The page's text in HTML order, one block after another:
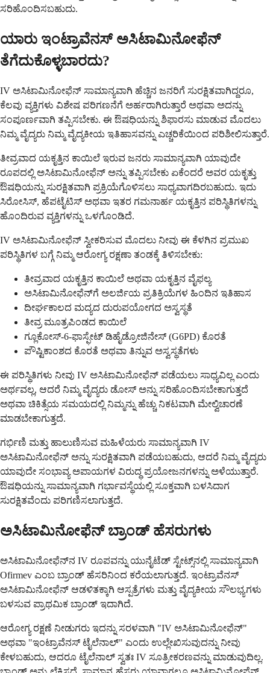
ಸರಿಹೊಂದಿಸಬಹುದು.
ಯಾರು ಇಂಟ್ರಾವೆನಸ್ ಅಸಿಟಾಮಿನೋಫೆನ್
ತೆಗೆದುಕೊಳ್ಳಬಾರದು?
IV ಅಸಿಟಾಮಿನೋಫೆನ್ ಸಾಮಾನ್ಯವಾಗಿ ಹೆಚ್ಚಿನ ಜನರಿಗೆ ಸುರಕ್ಷಿತವಾಗಿದ್ದರೂ,
ಕೆಲವು ವ್ಯಕ್ತಿಗಳು ವಿಶೇಷ ಪರಿಗಣನೆಗೆ ಅರ್ಹರಾಗಿರುತ್ತಾರೆ ಅಥವಾ ಅದನ್ನು
ಸಂಪೂರ್ಣವಾಗಿ ತಪ್ಪಿಸಬೇಕು. ಈ ಔಷಧಿಯನ್ನು ಶಿಫಾರಸು ಮಾಡುವ ಮೊದಲು
ನಿಮ್ಮ ವೈದ್ಯರು ನಿಮ್ಮ ವೈದ್ಯಕೀಯ ಇತಿಹಾಸವನ್ನು ಎಚ್ಚರಿಕೆಯಿಂದ ಪರಿಶೀಲಿಸುತ್ತಾರೆ.
ತೀವ್ರವಾದ ಯಕೃತ್ತಿನ ಕಾಯಿಲೆ ಇರುವ ಜನರು ಸಾಮಾನ್ಯವಾಗಿ ಯಾವುದೇ
ರೂಪದಲ್ಲಿ ಅಸಿಟಾಮಿನೋಫೆನ್ ಅನ್ನು ತಪ್ಪಿಸಬೇಕು ಏಕೆಂದರೆ ಅವರ ಯಕೃತ್ತು
ಔಷಧಿಯನ್ನು ಸುರಕ್ಷಿತವಾಗಿ ಪ್ರಕ್ರಿಯೆಗೊಳಿಸಲು ಸಾಧ್ಯವಾಗದಿರಬಹುದು. ಇದು
ಸಿರೋಸಿಸ್, ಹೆಪಟೈಟಿಸ್ ಅಥವಾ ಇತರ ಗಮನಾರ್ಹ ಯಕೃತ್ತಿನ ಪರಿಸ್ಥಿತಿಗಳನ್ನು
ಹೊಂದಿರುವ ವ್ಯಕ್ತಿಗಳನ್ನು ಒಳಗೊಂಡಿದೆ.
IV ಅಸಿಟಾಮಿನೋಫೆನ್ ಸ್ವೀಕರಿಸುವ ಮೊದಲು ನೀವು ಈ ಕೆಳಗಿನ ಪ್ರಮುಖ
ಪರಿಸ್ಥಿತಿಗಳ ಬಗ್ಗೆ ನಿಮ್ಮ ಆರೋಗ್ಯ ರಕ್ಷಣಾ ತಂಡಕ್ಕೆ ತಿಳಿಸಬೇಕು:
ತೀವ್ರವಾದ ಯಕೃತ್ತಿನ ಕಾಯಿಲೆ ಅಥವಾ ಯಕೃತ್ತಿನ ವೈಫಲ್ಯ
ಅಸಿಟಾಮಿನೋಫೆನ್‌ಗೆ ಅಲರ್ಜಿಯ ಪ್ರತಿಕ್ರಿಯೆಗಳ ಹಿಂದಿನ ಇತಿಹಾಸ
ದೀರ್ಘಕಾಲದ ಮದ್ಯದ ದುರುಪಯೋಗದ ಅಸ್ವಸ್ಥತೆ
ತೀವ್ರ ಮೂತ್ರಪಿಂಡದ ಕಾಯಿಲೆ
ಗ್ಲೂಕೋಸ್-6-ಫಾಸ್ಫೇಟ್ ಡಿಹೈಡ್ರೋಜಿನೇಸ್ (G6PD) ಕೊರತೆ
ಪೌಷ್ಟಿಕಾಂಶದ ಕೊರತೆ ಅಥವಾ ತಿನ್ನುವ ಅಸ್ವಸ್ಥತೆಗಳು
ಈ ಪರಿಸ್ಥಿತಿಗಳು ನೀವು IV ಅಸಿಟಾಮಿನೋಫೆನ್ ಪಡೆಯಲು ಸಾಧ್ಯವಿಲ್ಲ ಎಂದು
ಅರ್ಥವಲ್ಲ, ಆದರೆ ನಿಮ್ಮ ವೈದ್ಯರು ಡೋಸ್ ಅನ್ನು ಸರಿಹೊಂದಿಸಬೇಕಾಗುತ್ತದೆ
ಅಥವಾ ಚಿಕಿತ್ಸೆಯ ಸಮಯದಲ್ಲಿ ನಿಮ್ಮನ್ನು ಹೆಚ್ಚು ನಿಕಟವಾಗಿ ಮೇಲ್ವಿಚಾರಣೆ
ಮಾಡಬೇಕಾಗುತ್ತದೆ.
ಗರ್ಭಿಣಿ ಮತ್ತು ಹಾಲುಣಿಸುವ ಮಹಿಳೆಯರು ಸಾಮಾನ್ಯವಾಗಿ IV
ಅಸಿಟಾಮಿನೋಫೆನ್ ಅನ್ನು ಸುರಕ್ಷಿತವಾಗಿ ಪಡೆಯಬಹುದು, ಆದರೆ ನಿಮ್ಮ ವೈದ್ಯರು
ಯಾವುದೇ ಸಂಭಾವ್ಯ ಅಪಾಯಗಳ ವಿರುದ್ಧ ಪ್ರಯೋಜನಗಳನ್ನು ಅಳೆಯುತ್ತಾರೆ.
ಔಷಧಿಯನ್ನು ಸಾಮಾನ್ಯವಾಗಿ ಗರ್ಭಾವಸ್ಥೆಯಲ್ಲಿ ಸೂಕ್ತವಾಗಿ ಬಳಸಿದಾಗ
ಸುರಕ್ಷಿತವೆಂದು ಪರಿಗಣಿಸಲಾಗುತ್ತದೆ.
ಅಸಿಟಾಮಿನೋಫೆನ್ ಬ್ರಾಂಡ್ ಹೆಸರುಗಳು
ಅಸಿಟಾಮಿನೋಫೆನ್‌ನ IV ರೂಪವನ್ನು ಯುನೈಟೆಡ್ ಸ್ಟೇಟ್ಸ್‌ನಲ್ಲಿ ಸಾಮಾನ್ಯವಾಗಿ
Ofirmev ಎಂಬ ಬ್ರಾಂಡ್ ಹೆಸರಿನಿಂದ ಕರೆಯಲಾಗುತ್ತದೆ. ಇಂಟ್ರಾವೆನಸ್
ಅಸಿಟಾಮಿನೋಫೆನ್ ಆಡಳಿತಕ್ಕಾಗಿ ಆಸ್ಪತ್ರೆಗಳು ಮತ್ತು ವೈದ್ಯಕೀಯ ಸೌಲಭ್ಯಗಳು
ಬಳಸುವ ಪ್ರಾಥಮಿಕ ಬ್ರಾಂಡ್ ಇದಾಗಿದೆ.
ಆರೋಗ್ಯ ರಕ್ಷಣೆ ನೀಡುಗರು ಇದನ್ನು ಸರಳವಾಗಿ "IV ಅಸಿಟಾಮಿನೋಫೆನ್"
ಅಥವಾ "ಇಂಟ್ರಾವೆನಸ್ ಟೈಲೆನಾಲ್" ಎಂದು ಉಲ್ಲೇಖಿಸುವುದನ್ನು ನೀವು
ಕೇಳಬಹುದು, ಆದರೂ ಟೈಲೆನಾಲ್ ಸ್ವತಃ IV ಸೂತ್ರೀಕರಣವನ್ನು ಮಾಡುವುದಿಲ್ಲ.